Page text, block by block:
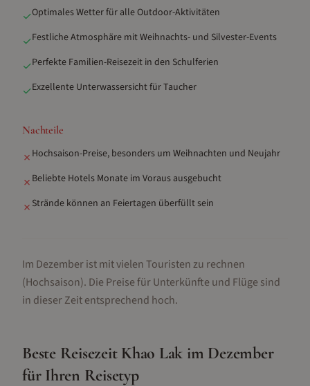
✓Optimales Wetter für alle Outdoor-Aktivitäten
✓Festliche Atmosphäre mit Weihnachts- und Silvester-Events
✓Perfekte Familien-Reisezeit in den Schulferien
✓Exzellente Unterwassersicht für Taucher
Nachteile
✗ Hochsaison-Preise, besonders um Weihnachten und Neujahr
✗ Beliebte Hotels Monate im Voraus ausgebucht
✗ Strände können an Feiertagen überfüllt sein
Im Dezember ist mit vielen Touristen zu rechnen
(Hochsaison). Die Preise für Unterkünfte und Flüge sind
in dieser Zeit entsprechend hoch.
Beste Reisezeit Khao Lak im Dezember
für Ihren Reisetyp